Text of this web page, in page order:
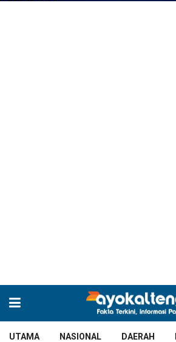
UTAMA NASIONAL DAERAH